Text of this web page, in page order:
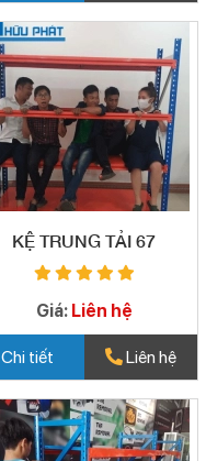
KỆ TRUNG TẢI 67
Giá: Liên hệ
Chi tiết Liên hệ